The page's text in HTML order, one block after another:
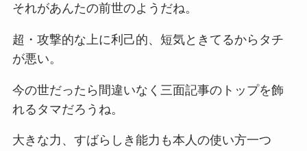
それがあんたの前世のようだね。
超・攻撃的な上に利己的、短気ときてるからタチ
が悪い。
今の世だったら間違いなく三面記事のトップを飾
れるタマだろうね。
大きな力、すばらしき能力も本人の使い方一つ